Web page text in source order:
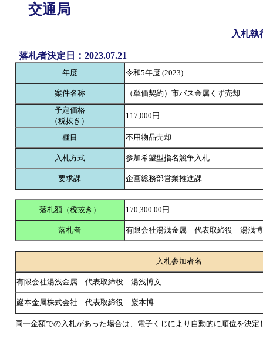
交通局
入札執
落札者決定日：2023.07.21
年度 令和5年度 (2023)
案件名称
（単価契約）市バス金属くず売却
予定価格
（税抜き）
117,000円
種目 不用物品売却
入札方式 参加希望型指名競争入札
要求課 企画総務部営業推進課
落札額（税抜き） 170,300.00円
落札者 有限会社湯浅金属 代表取締役 湯浅
入札参加者名
有限会社湯浅金属 代表取締役 湯浅博文
巖本金属株式会社 代表取締役 巖本博
同一金額での入札があった場合は、電子くじにより自動的に順位を決定